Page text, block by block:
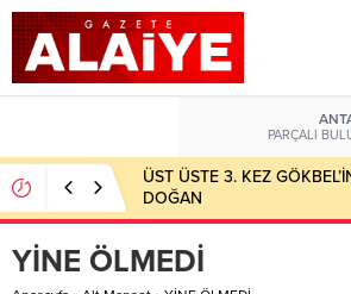
PARÇALI
ÜST ÜSTE 3. KEZ
DOĞAN
YİNE ÖLMEDİ